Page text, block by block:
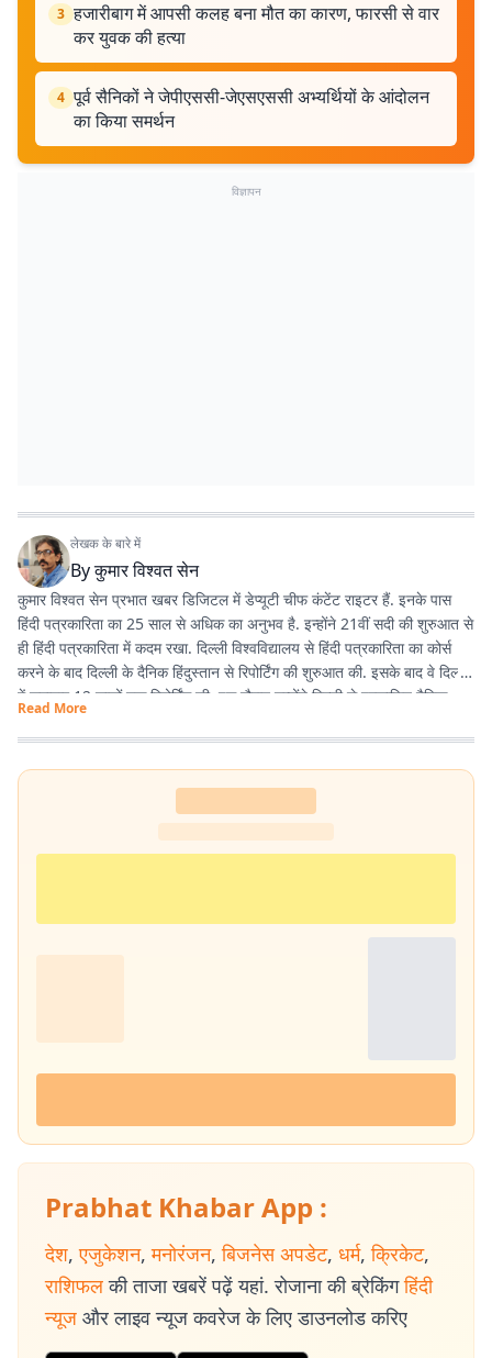
3 हजारीबाग में आपसी कलह बना मौत का कारण, फारसी से वार
कर युवक की हत्या
4 पूर्व सैनिकों ने जेपीएससी-जेएसएससी अभ्यर्थियों के आंदोलन
का किया समर्थन
विज्ञापन
लेखक के बारे में
Byकुमार विश्वत सेन
कुमार विश्वत सेन प्रभात खबर डिजिटल में डेप्यूटी चीफ कंटेंट राइटर हैं. इनके पास
हिंदी पत्रकारिता का 25 साल से अधिक का अनुभव है. इन्होंने 21वीं सदी की शुरुआत से
ही हिंदी पत्रकारिता में कदम रखा. दिल्ली विश्वविद्यालय से हिंदी पत्रकारिता का कोर्स
करने के बाद दिल्ली के दैनिक हिंदुस्तान से रिपोर्टिंग की शुरुआत की. इसके बाद वे दिल्ली
में लगातार 12 सालों तक रिपोर्टिंग की. इस दौरान उन्होंने दिल्ली से प्रकाशित दैनिक
हिंदुस्तान दैनिक जागरण, देशबंधु जैसे प्रतिष्ठित अखबारों के साथ कई साप्ताहिक
अखबारों के लिए भी रिपोर्टिंग की. 2013 में वे प्रभात खबर आए. तब से वे प्रिंट मीडिया
के साथ फिलहाल पिछले 10 सालों से प्रभात खबर डिजिटल में अपनी सेवाएं दे रहे हैं.
इन्होंने अपने करियर के शुरुआती दिनों में ही राजस्थान में होने वाली हिंदी पत्रकारिता के
300 साल के इतिहास पर एक पुस्तक 'नित नए आयाम की खोज: राजस्थानी
Read More
Prabhat Khabar App :
देश, एजुकेशन, मनोरंजन, बिजनेस अपडेट, धर्म, क्रिकेट,
राशिफल की ताजा खबरें पढ़ें यहां. रोजाना की ब्रेकिंग हिंदी
न्यूज और लाइव न्यूज कवरेज के लिए डाउनलोड करिए